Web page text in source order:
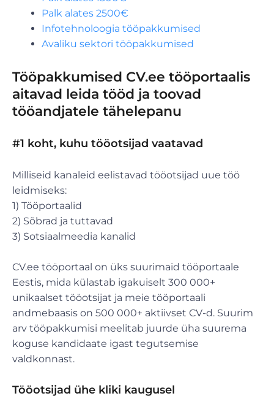
Palk alates 2500€
Infotehnoloogia tööpakkumised
Avaliku sektori tööpakkumised
Tööpakkumised CV.ee tööportaalis
aitavad leida tööd ja toovad
tööandjatele tähelepanu
#1 koht, kuhu tööotsijad vaatavad
Milliseid kanaleid eelistavad tööotsijad uue töö
leidmiseks:
1) Tööportaalid
2) Sõbrad ja tuttavad
3) Sotsiaalmeedia kanalid
CV.ee tööportaal on üks suurimaid tööportaale
Eestis, mida külastab igakuiselt 300 000+
unikaalset tööotsijat ja meie tööportaali
andmebaasis on 500 000+ aktiivset CV-d. Suurim
arv tööpakkumisi meelitab juurde üha suurema
koguse kandidaate igast tegutsemise
valdkonnast.
Tööotsijad ühe kliki kaugusel